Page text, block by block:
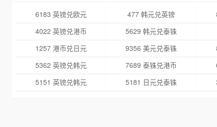
6183 英镑兑欧元 477 韩元兑英镑
4022 英镑兑港币
5629 韩元兑泰铢
1257 港币兑日元
9356 美元兑泰铢
5362 英镑兑韩元
7689 泰铢兑港币
5151 英镑兑韩元
5181 日元兑泰铢